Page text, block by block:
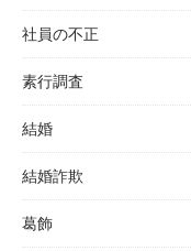
社員の不正
素行調査
結婚
結婚詐欺
葛飾